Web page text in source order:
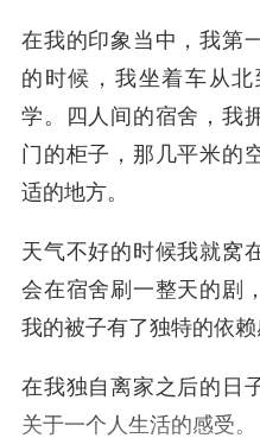
在我的印象当中，我第
的时候，我坐着车从
学。四人间的宿舍，我
门的柜子，那几平米的
适的地方。
天气不好的时候我就窝
会在宿舍刷一整天的剧
我的被子有了独特的依赖
在我独自离家之后的日
关于一个人生活的感受。